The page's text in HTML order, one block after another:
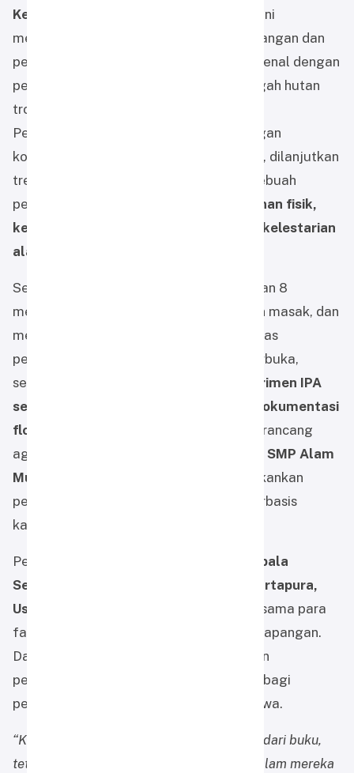
Kecamatan Aranio, Kabupaten Banjar
, ini
menghadirkan perpaduan antara petualangan dan
pendidikan karakter. Gunung Kahung dikenal dengan
pesona air terjunnya yang megah di tengah hutan
tropis Kalimantan Selatan.
Perjalanan menuju lokasi ditempuh dengan
kombinasi transportasi darat dan perahu, dilanjutkan
trekking sejauh beberapa kilometer — sebuah
pengalaman yang mengajarkan
ketahanan fisik,
kerja sama, serta kesadaran terhadap kelestarian
alam
Setibanya di lokasi, para siswa kelas 7 dan 8
mendirikan tenda, menyiapkan peralatan masak, dan
mengatur logistik secara mandiri. Aktivitas
pembelajaran juga dilakukan di alam terbuka,
seperti
pengamatan ekosistem, eksperimen IPA
sederhana, observasi geografi, serta dokumentasi
flora-fauna lokal
. Semua kegiatan ini dirancang
agar selaras dengan
kurikulum tematik SMP Alam
Muhammadiyah Martapura
yang menekankan
pengalaman belajar kontekstual dan berbasis
karakter.
Pendakian ini dipimpin langsung oleh
Kepala
Sekolah SMP Alam Muhammadiyah Martapura,
Ustadz Haris Hanifah, S.Psi., M.Psi.
, bersama para
fasilitator sekolah dan tim pembimbing lapangan.
Dalam sambutannya, beliau menegaskan
pentingnya pengalaman belajar di alam bagi
perkembangan karakter dan spiritual siswa.
“Kami ingin anak-anak tidak hanya belajar dari buku,
tetapi juga dari semesta ciptaan Allah. Di alam mereka